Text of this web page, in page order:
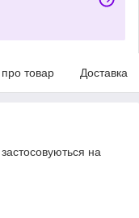
про товар Доставка
на